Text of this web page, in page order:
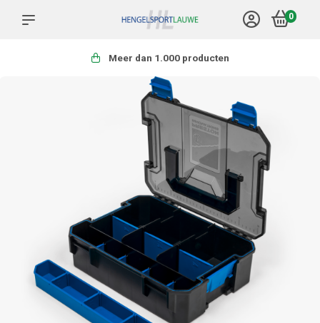
0
Meer dan 1.000 producten